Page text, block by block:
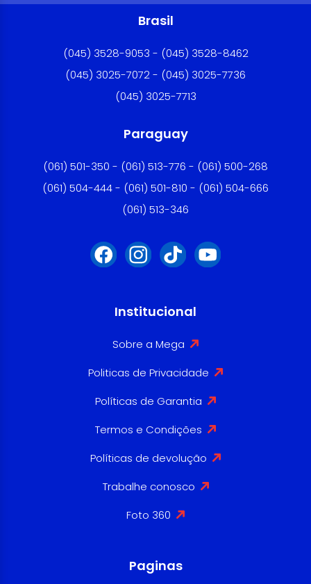
Brasil
(045) 3528-9053 - (045) 3528-8462
(045) 3025-7072 - (045) 3025-7736
(045) 3025-7713
Paraguay
(061) 501-350 - (061) 513-776 - (061) 500-268
(061) 504-444 - (061) 501-810 - (061) 504-666
(061) 513-346
Institucional
Sobre a Mega
Politicas de Privacidade
Políticas de Garantia
Termos e Condições
Políticas de devolução
Trabalhe conosco
Foto 360
Paginas